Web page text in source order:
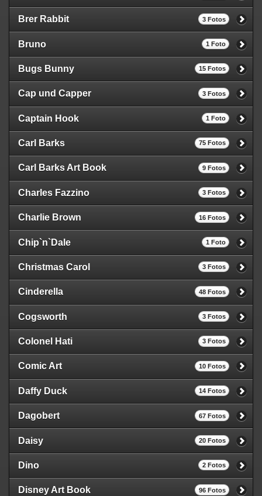
Brer Rabbit 3 Fotos
Bruno 1 Foto
Bugs Bunny 15 Fotos
Cap und Capper 3 Fotos
Captain Hook 1 Foto
Carl Barks 75 Fotos
Carl Barks Art Book 9 Fotos
Charles Fazzino 3 Fotos
Charlie Brown 16 Fotos
Chip`n`Dale 1 Foto
Christmas Carol 3 Fotos
Cinderella 48 Fotos
Cogsworth 3 Fotos
Colonel Hati 3 Fotos
Comic Art 10 Fotos
Daffy Duck 14 Fotos
Dagobert 67 Fotos
Daisy 20 Fotos
Dino 2 Fotos
Disney Art Book 96 Fotos